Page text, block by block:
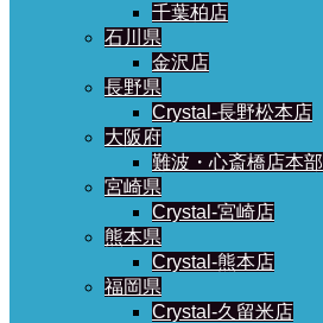
千葉柏店
石川県
金沢店
長野県
Crystal-長野松本店
大阪府
難波・心斎橋店本部
宮崎県
Crystal-宮崎店
熊本県
Crystal-熊本店
福岡県
Crystal-久留米店